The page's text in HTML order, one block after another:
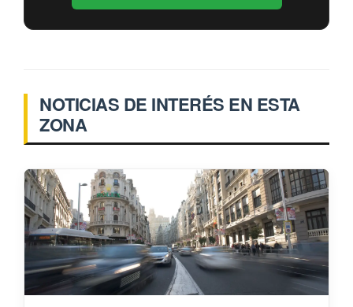
NOTICIAS DE INTERÉS EN ESTA
ZONA